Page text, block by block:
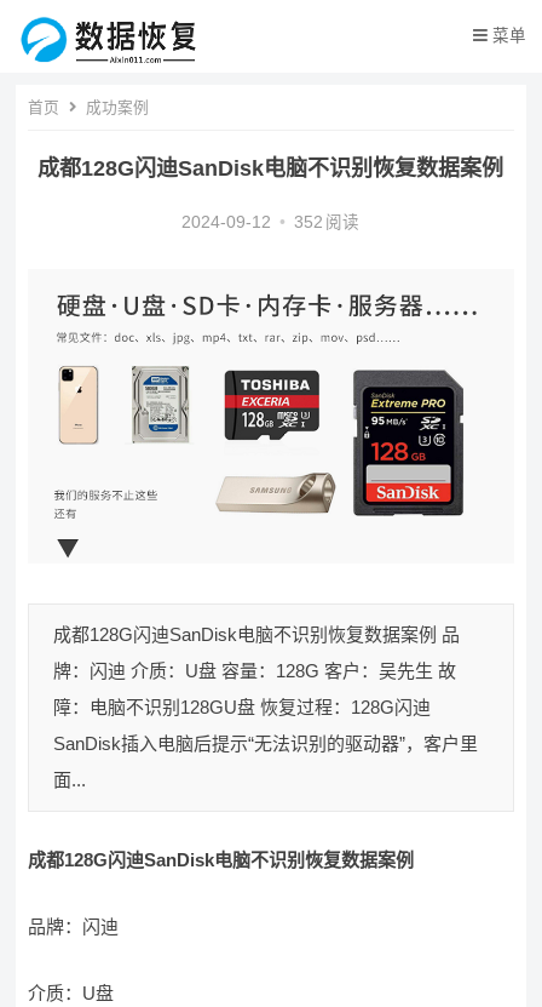
菜单
首页 成功案例
成都128G闪迪SanDisk电脑不识别恢复数据案例
2024-09-12 • 352 阅读
成都128G闪迪SanDisk电脑不识别恢复数据案例 品
牌：闪迪 介质：U盘 容量：128G 客户：吴先生 故
障：电脑不识别128GU盘 恢复过程：128G闪迪
SanDisk插入电脑后提示“无法识别的驱动器”，客户里
面...
成都128G闪迪SanDisk电脑不识别恢复数据案例
品牌：闪迪
介质：U盘